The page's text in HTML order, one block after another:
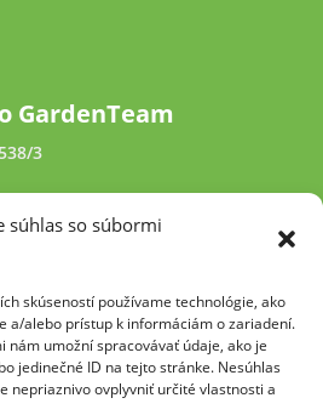
súhlas so súbormi
skúseností používame technológie, ako
a/alebo prístup k informáciám o zariadení.
nám umožní spracovávať údaje, ako je
jedinečné ID na tejto stránke. Nesúhlas
nepriaznivo ovplyvniť určité vlastnosti a
GardenTeam
3
231
team.sk